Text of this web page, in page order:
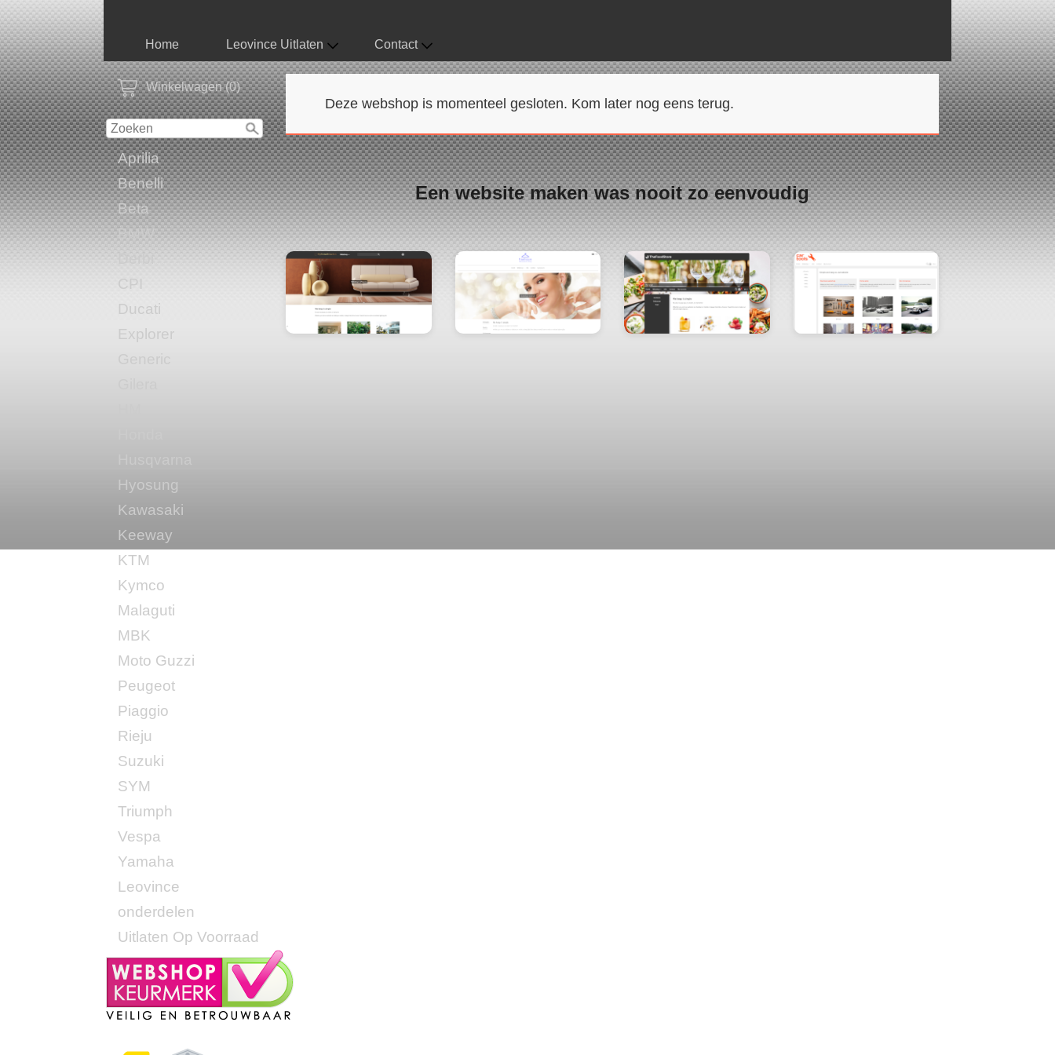
Home Leovince Uitlaten Contact
Winkelwagen (0)
Aprilia
Benelli
Beta
BMW
CPI
Ducati
Explorer
Hyosung
Kawasaki
Keeway
KTM
Kymco
Malaguti
MBK
Moto Guzzi
Peugeot
Piaggio
Rieju
Suzuki
SYM
Triumph
Vespa
Yamaha
Leovince
onderdelen
Uitlaten Op Voorraad
Deze webshop is momenteel gesloten. Kom later nog eens terug.
Een website maken was nooit zo eenvoudig